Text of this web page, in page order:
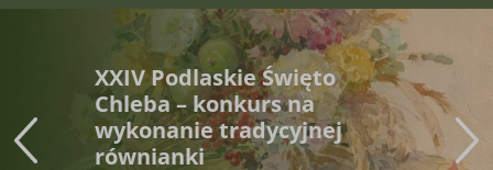
XXIV Podlaskie Święto
Chleba – konkurs na
wykonanie tradycyjnej
równianki